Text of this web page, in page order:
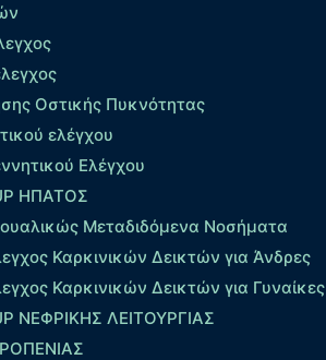
Οστικής Πυκνότητας
ελέγχου
Ελέγχου
HΠΑΤΟΣ
Μεταδιδόμενα Νοσήματα
Καρκινικών Δεικτών για Άνδρες
Καρκινικών Δεικτών για Γυναίκες
ΝΕΦΡΙΚΗΣ ΛΕΙΤΟΥΡΓΙΑΣ